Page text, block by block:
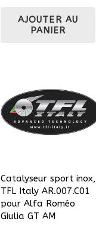
AJOUTER AU
PANIER
Catalyseur sport inox,
TFL Italy AR.007.C01
pour Alfa Roméo
Giulia GT AM